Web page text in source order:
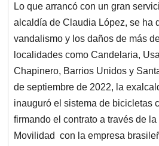
s
A
p
p
b
o
o
k
e
d
I
n
l
a
d
s
Lo que arrancó con un gran
alcaldía de Claudia López, se ha
vandalismo y los daños de más
localidades como Candelaria,
Chapinero, Barrios Unidos y
de septiembre de 2022, la
inauguró el sistema de bicicletas
firmando el contrato a través de
Movilidad con la empresa